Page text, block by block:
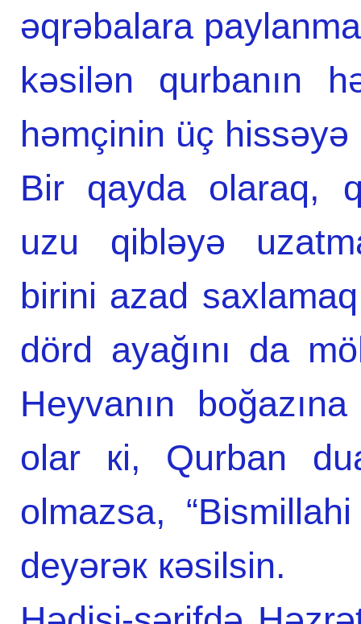
əqrəbalara
kəsilən qurbanın
həmçinin üç hissəyə
Bir qayda olaraq,
uzu qibləyə
birini аzаd
dörd аyаğını dа
Heyvаnın
оlаr кi, Qurbаn
оlmаzsа,
deyərəк кəsilsin.